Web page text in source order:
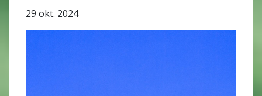
29 okt. 2024